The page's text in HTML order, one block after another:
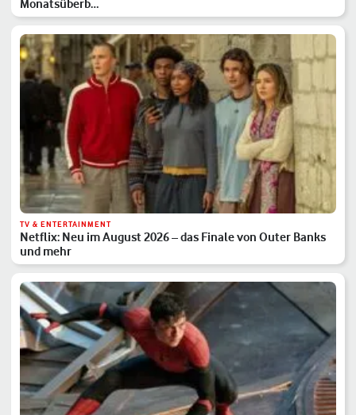
Monatsüberb…
TV & ENTERTAINMENT
Netflix: Neu im August 2026 – das Finale von Outer Banks
und mehr